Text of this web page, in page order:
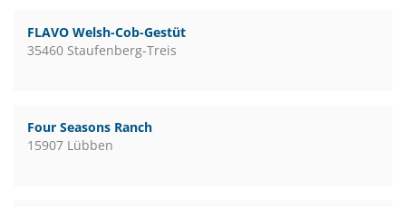
FLAVO Welsh-Cob-Gestüt
35460 Staufenberg-Treis
Four Seasons Ranch
15907 Lübben